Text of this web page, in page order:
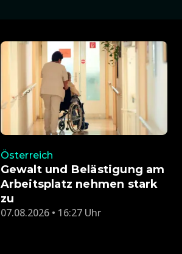
Österreich
Gewalt und Belästigung am
Arbeitsplatz nehmen stark
zu
07.08.2026 • 16:27 Uhr